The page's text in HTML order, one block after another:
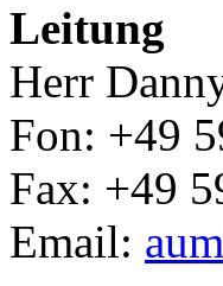
Leitung
Herr
Fon: +49
Fax: +49
Email: